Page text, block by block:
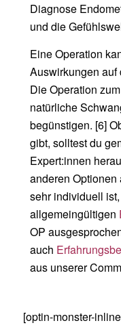
Diagnose
und die
Eine Operation
Auswirkungen auf
Die Operation
natürliche
begünstigen. [6]
gibt, solltest du
Expert:innen
anderen
sehr individuell
allgemeingültigen
OP
auch
aus unserer
[optin-monster-